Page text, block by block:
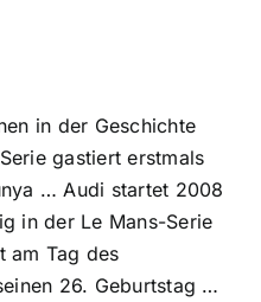
in der Geschichte
gastiert erstmals
… Audi startet 2008
in der Le Mans-Serie
am Tag des
26. Geburtstag …